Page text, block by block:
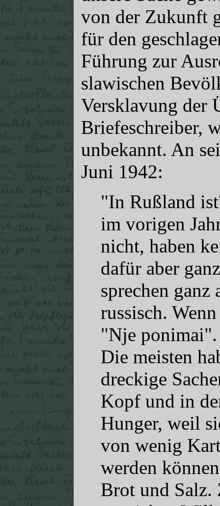
von der Zukunft
für den
Führung zur
slawischen
Versklavung der
Briefeschreiber,
unbekannt. An
Juni 1942:
"In Rußland
im vorigen
nicht, haben
dafür aber
sprechen
russisch.
"Nje ponimai".
Die meisten
dreckige
Kopf und in
Hunger, weil
von wenig
werden
Brot und Salz.